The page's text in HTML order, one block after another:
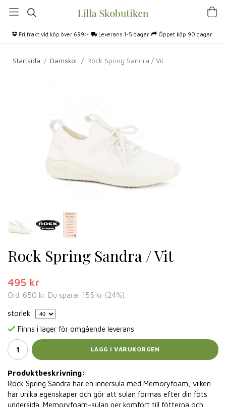
Fri frakt vid köp över 699:- Leverans 1-5 dagar Öppet köp 90 dagar
Startsida / Damskor / Rock Spring Sandra / Vit
Rock Spring Sandra / Vit
495 kr
Ord. 650 kr. Du sparar 155 kr (24%)
storlek
Finns i lager för omgående leverans
LÄGG I VARUKORGEN
Produktbeskrivning:
Rock Spring Sandra har en innersula med Memoryfoam, vilken
har unika egenskaper och gör att sulan formas efter din fots
undersida. Memoryfoam-sulan ger komfort till fötterna och